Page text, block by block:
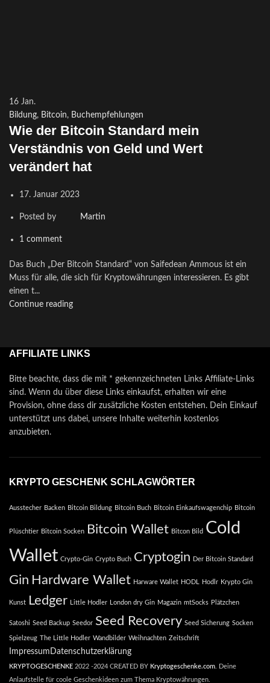
16 Jan.
Bildung, Bitcoin, Buchempfehlungen
Wie der Bitcoin Standard mein
Verständnis von Geld und Wert
verändert hat
17. Januar 2023
Posted by Martin
1 comment
Das Buch „Der Bitcoin Standard“ von Saifedean Ammous ist ein
Muss für alle, die sich für Kryptowährungen interessieren. Es gibt
einen t...
Continue reading
AFFILIATE LINKS
Bitte beachte, dass die mit * gekennzeichneten Links Affiliate-Links
sind. Wenn du über diese Links einkaufst, erhalten wir eine
Provision, ohne dass dir zusätzliche Kosten entstehen. Dein Einkauf
unterstützt uns dabei, unsere Inhalte weiterhin kostenlos
anzubieten.
KRYPTO GESCHENK SCHLAGWÖRTER
Ausstecher Backen Bitcoin Bildung Bitcoin Buch Bitcoin Einkaufswagenchip Bitcoin
Plüschtier Bitcoin Socken Bitcoin Wallet Bitcon Bild Cold
Wallet Crypto-Gin Crypto Buch Cryptogin Der Bitcoin Standard
Gin Hardware Wallet Harware Wallet HODL Hodlr Krypto Gin
Kunst Ledger Little Hodler London dry Gin Magazin mtSocks Plätzchen
Satoshi Seed Backup Seedor Seed Recovery Seed Sicherung Socken
Spielzeug The Little Hodler Wandbilder Weihnachten Zeitschrift
Impressum Datenschutzerklärung
KRYPTOGESCHENKE 2022 -2024 CREATED BY Kryptogeschenke.com . Deine
Anlaufstelle für coole Geschenkideen zum Thema Kryptowährungen.